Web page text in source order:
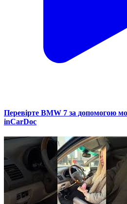
Перевірте BMW 7 за допомогою
inCarDoc